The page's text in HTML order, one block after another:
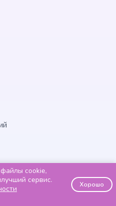
cookie,
сервис.
Хорошо